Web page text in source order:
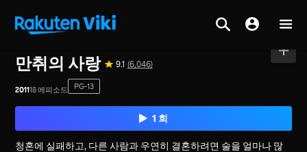
만취의 사랑 9.1 (6,046)
201118 에피소드 PG-13
1 회
청혼에 실패하고, 다른 사람과 우연히 결혼하려면 술을 얼마나 많